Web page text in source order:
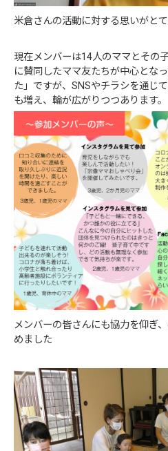
米倉さんの活動に対する思いがと
現在メンバーは14人のママとその
に賛同したママ友たちが中心とな
た」ですが、SNSやチラシを通じ
も増え、輪が広がりつつあります。
メンバーの皆さんにも協力を仰ぎ
めました